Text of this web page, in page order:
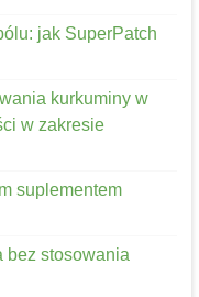
jak SuperPatch
kurkuminy w
w zakresie
suplementem
bez stosowania